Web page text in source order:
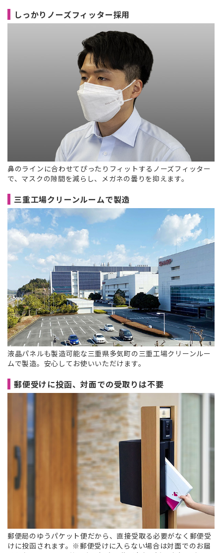
しっかりノーズフィッター採用
鼻のラインに合わせてぴったりフィットするノーズフィッター
で、マスクの隙間を減らし、メガネの曇りを抑えます。
三重工場クリーンルームで製造
液晶パネルも製造可能な三重県多気町の三重工場クリーンルー
ムで製造。安心してお使いいただけます。
郵便受けに投函、対面での受取りは不要
郵便局のゆうパケット便だから、直接受取る必要がなく郵便受
けに投函されます。※郵便受けに入らない場合は対面でのお届